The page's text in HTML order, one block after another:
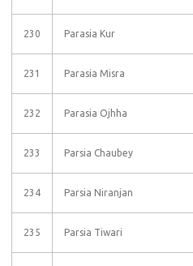
230 Parasia Kur
231 Parasia Misra
232 Parasia Ojhha
233 Parsia Chaubey
234 Parsia Niranjan
235 Parsia Tiwari